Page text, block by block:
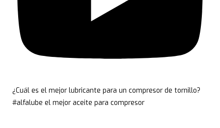
¿Cuál es el mejor lubricante para un compresor de tornillo?
#alfalube el mejor aceite para compresor